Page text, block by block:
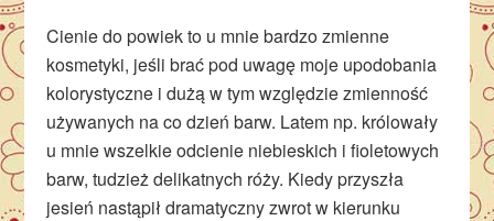
Cienie do powiek to u mnie bardzo zmienne
kosmetyki, jeśli brać pod uwagę moje upodobania
kolorystyczne i dużą w tym względzie zmienność
używanych na co dzień barw. Latem np. królowały
u mnie wszelkie odcienie niebieskich i fioletowych
barw, tudzież delikatnych róży. Kiedy przyszła
jesień nastąpił dramatyczny zwrot w kierunku